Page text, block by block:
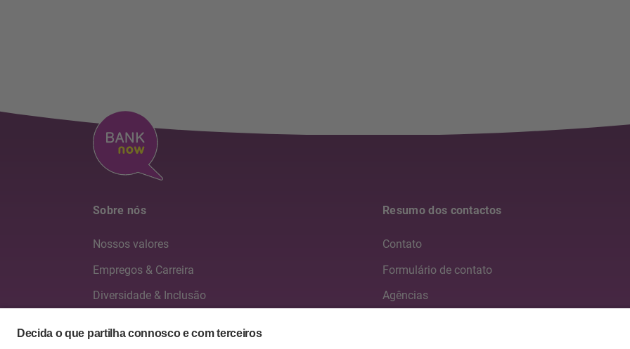
Sobre nós
Nossos valores
Empregos & Carreira
Diversidade & Inclusão
Resumo dos contactos
Contato
Formulário de contato
Agências